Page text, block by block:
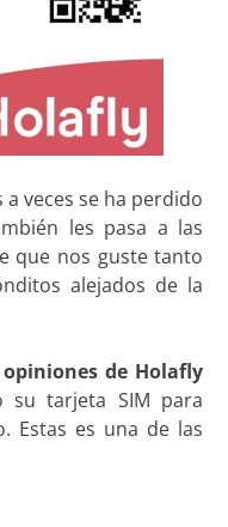
veces se ha perdido
les pasa a las
que nos guste tanto
alejados de la
opiniones de Holafly
su tarjeta SIM para
Estas es una de las